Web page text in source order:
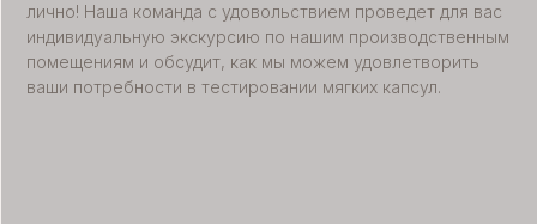
лично! Наша команда с удовольствием проведет для вас
индивидуальную экскурсию по нашим производственным
помещениям и обсудит, как мы можем удовлетворить
ваши потребности в тестировании мягких капсул.